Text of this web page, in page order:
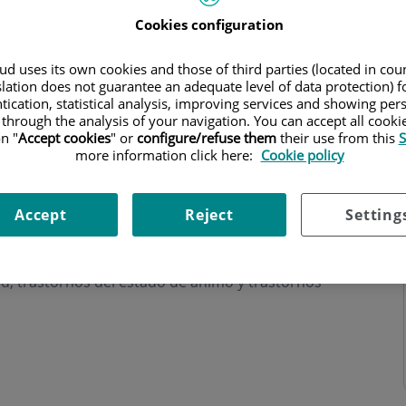
trastornos de la conducta alimentaria,
trastornos del estado de ánimo y trastornos
Cookies configuration
uses its own cookies and those of third parties (located in
does not guarantee an adequate level of data protection)
statistical analysis, improving services and showing
the analysis of your navigation. You can accept all
"Accept cookies" or configure/refuse themtheir use from this
more information click here: Cookie policy
Reject
Accept